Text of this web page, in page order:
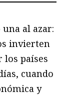
al azar:
invierten
los países
cuando
y